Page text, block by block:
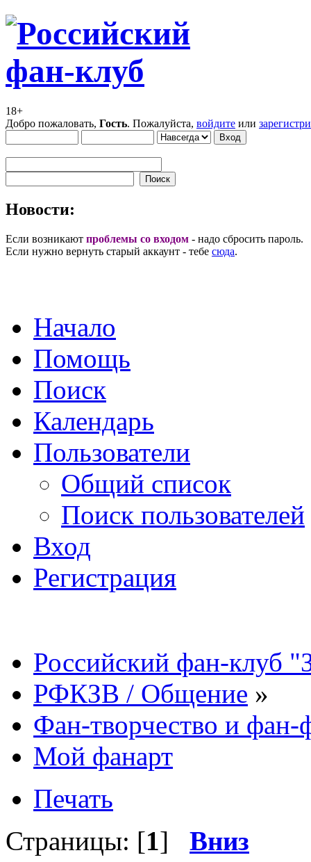
18+
Добро пожаловать, Гость. Пожалуйста, войдите или
Новости:
Если возникают проблемы со входом - надо сбросить пароль.
Если нужно вернуть старый аккаунт - тебе сюда.
Начало
Помощь
Поиск
Календарь
Пользователи
Общий список
Поиск пользователей
Вход
Регистрация
Российский фан-клуб
РФКЗВ / Общение »
Фан-творчество и
Мой фанарт
Печать
Страницы: [1] Вниз